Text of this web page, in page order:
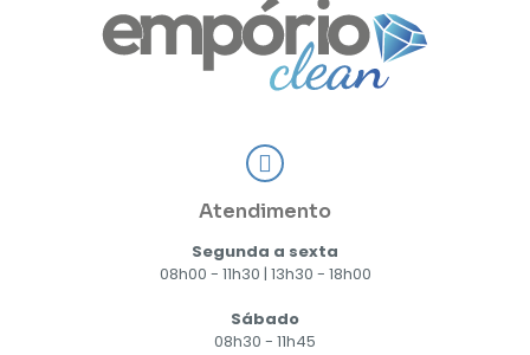
Atendimento
Segunda a sexta
08h00 - 11h30 | 13h30 - 18h00
Sábado
08h30 - 11h45